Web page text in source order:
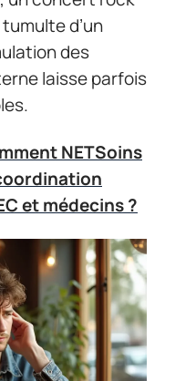
d’un
des
laisse parfois
NETSoins
et médecins ?